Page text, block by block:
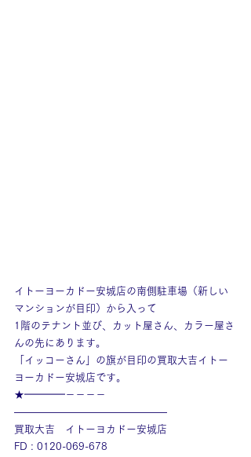
イトーヨーカドー安城店の南側駐車場（新しい
マンションが目印）から入って
1階のテナント並び、カット屋さん、カラー屋さ
んの先にあります。
「イッコーさん」の旗が目印の買取大吉イトー
ヨーカドー安城店です。
★━━━━－－－－
———————————————
買取大吉　イトーヨカドー安城店
FD : 0120-069-678